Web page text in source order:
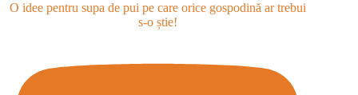
O idee pentru supa de pui pe care orice gospodină ar trebui
s-o știe!